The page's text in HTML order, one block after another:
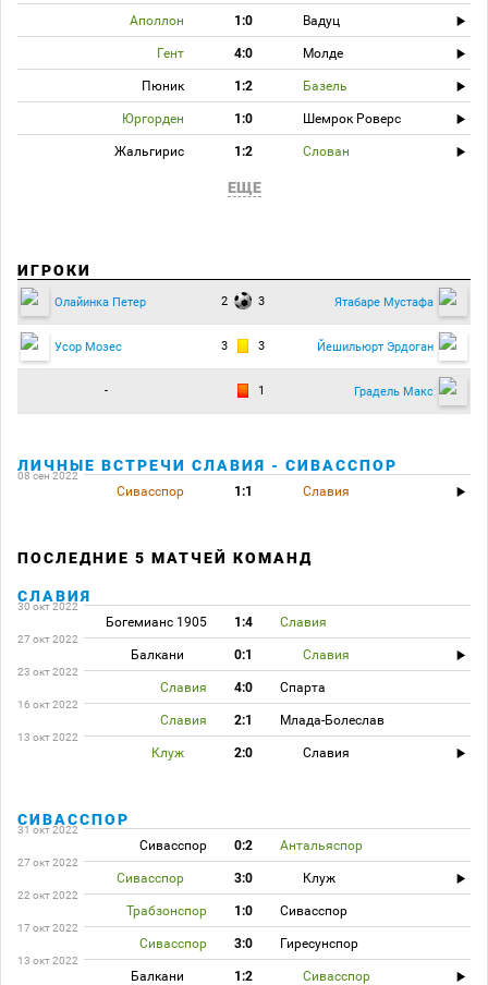
Аполлон 1:0 Вадуц
Гент 4:0 Молде
Пюник 1:2 Базель
Юргорден 1:0 Шемрок Роверс
Жальгирис 1:2 Слован
ЕЩЕ
ИГРОКИ
Олайинка Петер 2 3 Ятабаре Мустафа
Усор Мозес 3 3 Йешильюрт Эрдоган
- 1 Градель Макс
ЛИЧНЫЕ ВСТРЕЧИ СЛАВИЯ - СИВАССПОР
08 сен 2022
Сивасспор 1:1 Славия
ПОСЛЕДНИЕ 5 МАТЧЕЙ КОМАНД
СЛАВИЯ
30 окт 2022
Богемианс 1905 1:4 Славия
27 окт 2022
Балкани 0:1 Славия
23 окт 2022
Славия 4:0 Спарта
16 окт 2022
Славия 2:1 Млада-Болеслав
13 окт 2022
Клуж 2:0 Славия
СИВАССПОР
31 окт 2022
Сивасспор 0:2 Антальяспор
27 окт 2022
Сивасспор 3:0 Клуж
22 окт 2022
Трабзонспор 1:0 Сивасспор
17 окт 2022
Сивасспор 3:0 Гиресунспор
13 окт 2022
Балкани 1:2 Сивасспор